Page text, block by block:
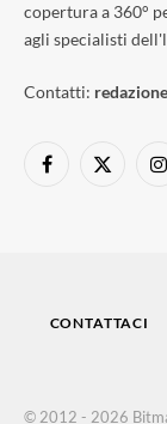
copertura a 360°
agli specialisti
Contatti:
Facebook
X
CONTATTACI
© 2012 - 2026